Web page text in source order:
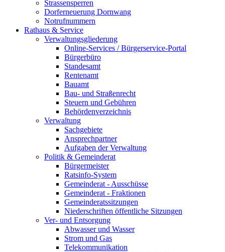
Strassensperren
Dorferneuerung Dornwang
Notrufnummern
Rathaus & Service
Verwaltungsgliederung
Online-Services / Bürgerservice-Portal
Bürgerbüro
Standesamt
Rentenamt
Bauamt
Bau- und Straßenrecht
Steuern und Gebühren
Behördenverzeichnis
Verwaltung
Sachgebiete
Ansprechpartner
Aufgaben der Verwaltung
Politik & Gemeinderat
Bürgermeister
Ratsinfo-System
Gemeinderat - Ausschüsse
Gemeinderat - Fraktionen
Gemeinderatssitzungen
Niederschriften öffentliche Sitzungen
Ver- und Entsorgung
Abwasser und Wasser
Strom und Gas
Telekommunikation